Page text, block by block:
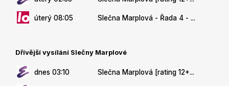
úterý 08:05 Slečna Marplová - Řada 4 - ...
Dřívější vysílání Slečny Marplové
dnes 03:10 Slečna Marplová [rating 12+...